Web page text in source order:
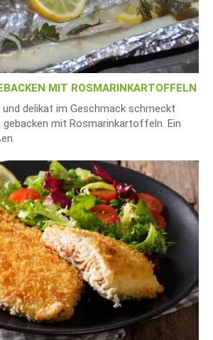
MIT ROSMARINKARTOFFELN
delikat im Geschmack schmeckt
gebacken mit Rosmarinkartoffeln. Ein